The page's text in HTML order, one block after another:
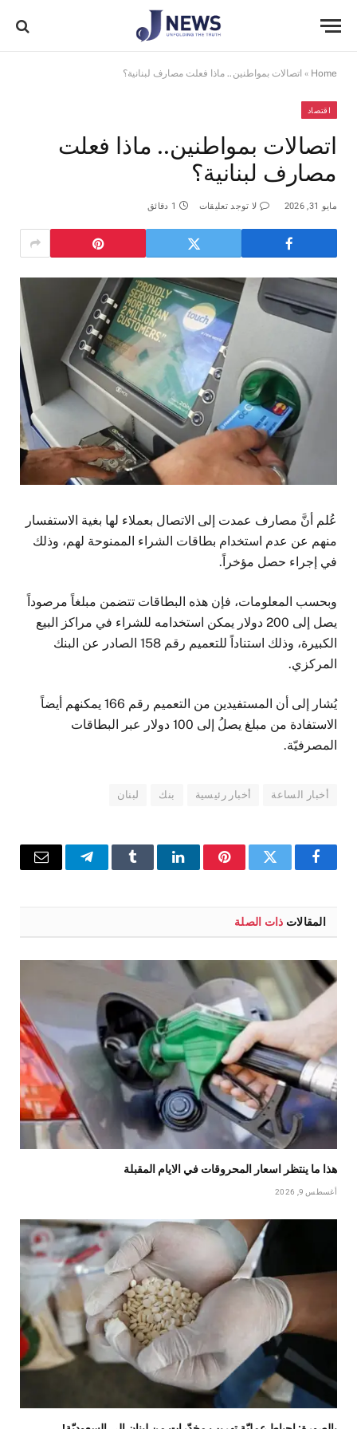
Home
» اتصالات بمواطنين.. ماذا فعلت مصارف لبنانية؟
اقتصاد
اتصالات بمواطنين.. ماذا فعلت
مصارف لبنانية؟
مايو 31, 2026 لا توجد تعليقات 1 دقائق
عُلم أنَّ مصارف عمدت إلى الاتصال بعملاء لها بغية الاستفسار
منهم عن عدم استخدام بطاقات الشراء الممنوحة لهم، وذلك
في إجراء حصل مؤخراً.
وبحسب المعلومات، فإن هذه البطاقات تتضمن مبلغاً مرصوداً
يصل إلى 200 دولار يمكن استخدامه للشراء في مراكز البيع
الكبيرة، وذلك استناداً للتعميم رقم 158 الصادر عن البنك
المركزي.
يُشار إلى أن المستفيدين من التعميم رقم 166 يمكنهم أيضاً
الاستفادة من مبلغ يصلُ إلى 100 دولار عبر البطاقات
المصرفيّة.
أخبار الساعة أخبار رئيسية بنك لبنان
فيسبوكتويتر بينتيريستلينكدإن Tumblr تيلقرام البريد
المقالات ذات الصلة
هذا ما ينتظر اسعار المحروقات في الايام المقبلة
أغسطس 9, 2026